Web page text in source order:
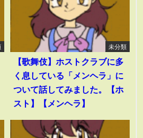
未分類
【歌舞伎】ホストクラブに多
く息している「メンヘラ」に
ついて話してみました。【ホ
スト】【メンヘラ】